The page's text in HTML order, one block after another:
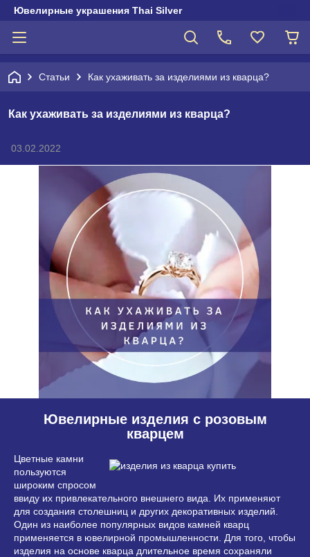
Ювелирные украшения Thai Silver
Статьи Как ухаживать за изделиями из кварца?
Как ухаживать за изделиями из кварца?
03.02.2022
Ювелирные изделия с розовым
кварцем
Цветные камни
пользуются
широким спросом
ввиду их привлекательного внешнего вида. Их применяют
для создания столешниц и других декоративных изделий.
Один из наиболее популярных видов камней кварц
применяется в ювелирной промышленности. Для того, чтобы
изделия на основе кварца длительное время сохраняли